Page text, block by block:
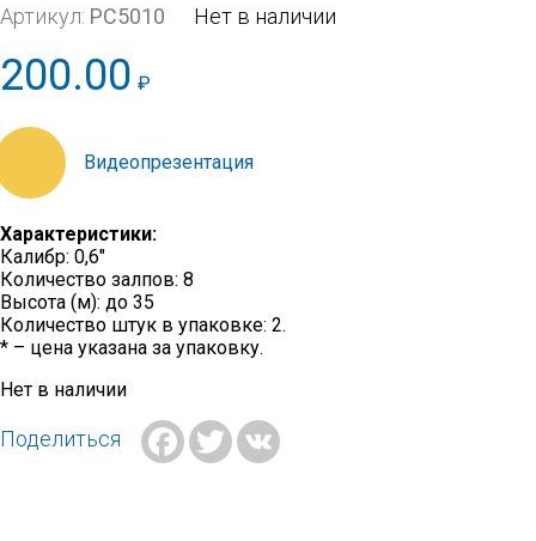
Артикул: РС5010 Нет в наличии
200.00 ₽
youtu.be/xNqEgcXy46Y
Характеристики:
Калибр: 0,6″
Количество залпов: 8
Высота (м): до 35
Количество штук в упаковке: 2.
* – цена указана за упаковку.
Нет в наличии
Поделиться Facebook
Twitter